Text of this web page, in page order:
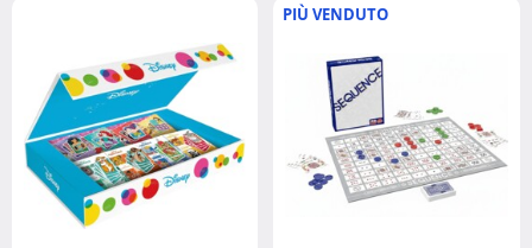
PIÙ VENDUTO